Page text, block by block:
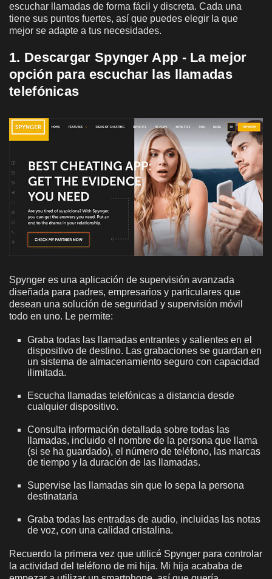
escuchar llamadas de forma fácil y discreta. Cada una
tiene sus puntos fuertes, así que puedes elegir la que
mejor se adapte a tus necesidades.
1. Descargar Spynger App - La mejor
opción para escuchar las llamadas
telefónicas
Spynger es una aplicación de supervisión avanzada
diseñada para padres, empresarios y particulares que
desean una solución de seguridad y supervisión móvil
todo en uno. Le permite:
Graba todas las llamadas entrantes y salientes en el
dispositivo de destino. Las grabaciones se guardan en
un sistema de almacenamiento seguro con capacidad
ilimitada.
Escucha llamadas telefónicas a distancia desde
cualquier dispositivo.
Consulta información detallada sobre todas las
llamadas, incluido el nombre de la persona que llama
(si se ha guardado), el número de teléfono, las marcas
de tiempo y la duración de las llamadas.
Supervise las llamadas sin que lo sepa la persona
destinataria
Graba todas las entradas de audio, incluidas las notas
de voz, con una calidad cristalina.
Recuerdo la primera vez que utilicé Spynger para controlar
la actividad del teléfono de mi hija. Mi hija acababa de